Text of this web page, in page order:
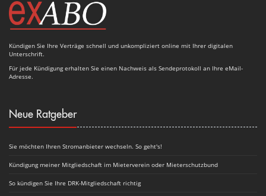
Kündigen Sie Ihre Verträge schnell und unkompliziert online mit Ihrer digitalen
Unterschrift.
Für jede Kündigung erhalten Sie einen Nachweis als Sendeprotokoll an Ihre eMail-
Adresse.
Neue Ratgeber
Sie möchten Ihren Stromanbieter wechseln. So geht's!
Kündigung meiner Mitgliedschaft im Mieterverein oder Mieterschutzbund
So kündigen Sie Ihre DRK-Mitgliedschaft richtig